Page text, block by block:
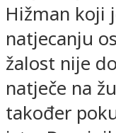
Hižman koji
natjecanju
žalost nije
natječe na
također